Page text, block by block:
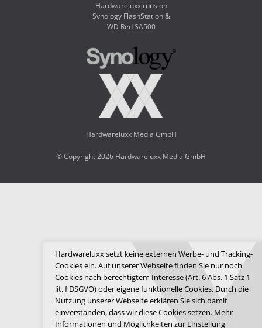
Hardwareluxx setzt keine externen Werbe- und Tracking-
Cookies ein. Auf unserer Webseite finden Sie nur noch
Cookies nach berechtigtem Interesse (Art. 6 Abs. 1 Satz 1
lit. f DSGVO) oder eigene funktionelle Cookies. Durch die
Nutzung unserer Webseite erklären Sie sich damit
einverstanden, dass wir diese Cookies setzen. Mehr
Informationen und Möglichkeiten zur Einstellung
Hardwareluxx runs on
Synology FlashStation &
WD Red SA500
Hardwareluxx Media GmbH
© Copyright 2026 Hardwareluxx Media GmbH